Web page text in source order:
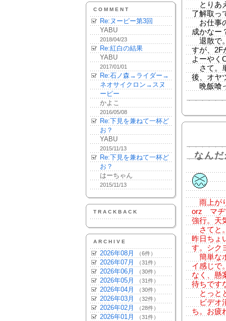
COMMENT
Re:ヌーピー第3回
YABU
2018/04/23
Re:紅白の結果
YABU
2017/01/01
Re:石ノ森→ライダー→
ネオサイクロン→スヌ
ーピー
かよこ
2016/05/08
Re:下見を兼ねて一杯ど
お？
YABU
2015/11/13
Re:下見を兼ねて一杯ど
お？
はーちゃん
2015/11/13
TRACKBACK
ARCHIVE
2026年08月 （6件）
2026年07月 （31件）
2026年06月 （30件）
2026年05月 （31件）
2026年04月 （30件）
2026年03月 （32件）
2026年02月 （28件）
2026年01月 （31件）
とりあ
了解取っ
お仕事
成かなー
退散で
すが、2F
よーやく
さて。
後、オヤ
晩飯喰
なん
雨上が
orz マヂ
強行。天
さてと
昨日ちょ
す。シク
簡単な
イ感じで
なく、懸
待ちです
とっと
ビデオ
ち。お疲